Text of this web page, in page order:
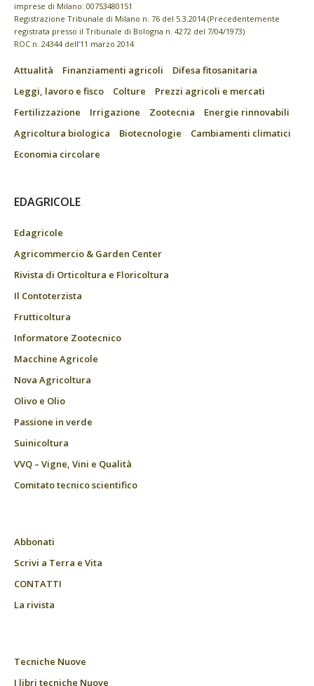
imprese di Milano: 00753480151
Registrazione Tribunale di Milano n. 76 del 5.3.2014 (Precedentemente
registrata presso il Tribunale di Bologna n. 4272 del 7/04/1973)
ROC n. 24344 dell’11 marzo 2014
Attualità Finanziamenti agricoli
Difesa fitosanitaria
Leggi, lavoro e fisco
Colture
Prezzi agricoli e mercati
Fertilizzazione
Irrigazione Zootecnia
Energie rinnovabili
Agricoltura biologica
Biotecnologie
Cambiamenti climatici
Economia circolare
EDAGRICOLE
Edagricole
Agricommercio & Garden Center
Rivista di Orticoltura e Floricoltura
Il Contoterzista
Frutticoltura
Informatore Zootecnico
Macchine Agricole
Nova Agricoltura
Olivo e Olio
Passione in verde
Suinicoltura
VVQ – Vigne, Vini e Qualità
Comitato tecnico scientifico
Abbonati
Scrivi a Terra e Vita
CONTATTI
La rivista
Tecniche Nuove
I libri tecniche Nuove